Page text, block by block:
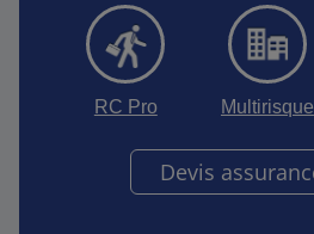
RC Pro Multirisque
Devis